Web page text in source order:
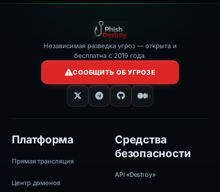
Независимая разведка угроз — открыта и
бесплатна с 2019 года.
СООБЩИТЬ ОБ УГРОЗЕ
Платформа
Прямая трансляция
Центр доменов
Средства
безопасности
API «Destroy»